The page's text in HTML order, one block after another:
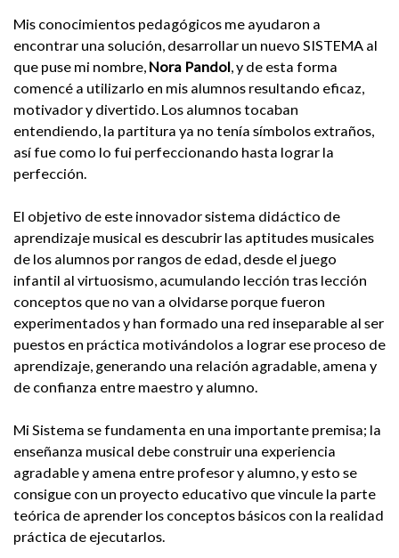
Mis conocimientos pedagógicos me ayudaron a
encontrar una solución, desarrollar un nuevo SISTEMA al
que puse mi nombre, Nora Pandol, y de esta forma
comencé a utilizarlo en mis alumnos resultando eficaz,
motivador y divertido. Los alumnos tocaban
entendiendo, la partitura ya no tenía símbolos extraños,
así fue como lo fui perfeccionando hasta lograr la
perfección.
El objetivo de este innovador sistema didáctico de
aprendizaje musical es descubrir las aptitudes musicales
de los alumnos por rangos de edad, desde el juego
infantil al virtuosismo, acumulando lección tras lección
conceptos que no van a olvidarse porque fueron
experimentados y han formado una red inseparable al ser
puestos en práctica motivándolos a lograr ese proceso de
aprendizaje, generando una relación agradable, amena y
de confianza entre maestro y alumno.
Mi Sistema se fundamenta en una importante premisa; la
enseñanza musical debe construir una experiencia
agradable y amena entre profesor y alumno, y esto se
consigue con un proyecto educativo que vincule la parte
teórica de aprender los conceptos básicos con la realidad
práctica de ejecutarlos.